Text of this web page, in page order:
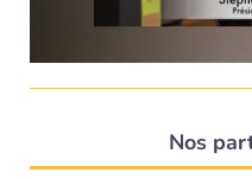
Nos